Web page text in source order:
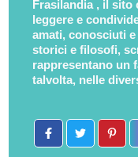
Frasilandia , il sito
leggere e
amati, conosciuti
storici e filosofi,
rappresentano un
talvolta, nelle